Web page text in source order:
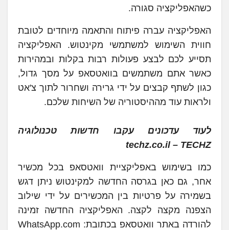
כשהאפליקציה סגורה.
האפליקציה עברה פיתוח והתאמה מיוחדים לטובת
חווית השימוש למשתמשי מקינטוש. האפליקציה
תסייע לכם לבצע פעולות רבות בקלות ובמהירות
כאשר אתם משתמשים בוואטסאפ על מסך גדול,
כגון לשתף קבצים על ידי גרירה ושחרור לתוך צ'אט
ולראות עוד מההיסטוריה של השיחות שלכם.
לעוד עדכונים עקבו חדשות טכנולוגיה
techz.co.il – TECHZ
כמו בשימוש באפליקציית וואטסאפ בכל מכשיר
אחר, גם כאן בגרסה החדשה למקינטוש ניתן דגש
בשמירה על פרטיות בין המכשירים על ידי שילוב
הצפנה מקצה לקצה. האפליקציה החדשה זמינה
להורדה באתר וואטסאפ בכתובת: WhatsApp.com